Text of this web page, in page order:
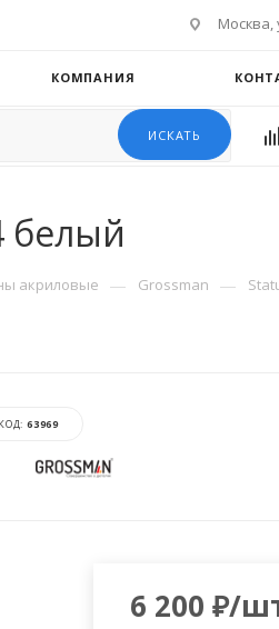
Москва,
КОМПАНИЯ
ИСКАТЬ
белый
акриловые — Grossman —
КОД: 63969
6 200 ₽/